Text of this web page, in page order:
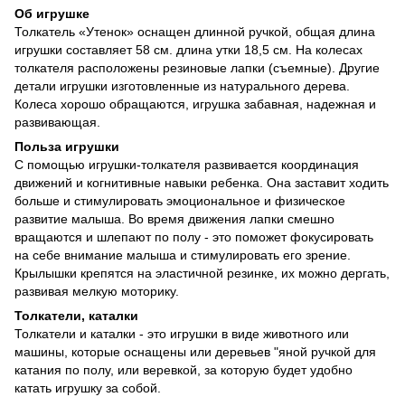
Об игрушке
Толкатель «Утенок» оснащен длинной ручкой, общая длина
игрушки составляет 58 см. длина утки 18,5 см. На колесах
толкателя расположены резиновые лапки (съемные). Другие
детали игрушки изготовленные из натурального дерева.
Колеса хорошо обращаются, игрушка забавная, надежная и
развивающая.
Польза игрушки
С помощью игрушки-толкателя развивается координация
движений и когнитивные навыки ребенка. Она заставит ходить
больше и стимулировать эмоциональное и физическое
развитие малыша. Во время движения лапки смешно
вращаются и шлепают по полу - это поможет фокусировать
на себе внимание малыша и стимулировать его зрение.
Крылышки крепятся на эластичной резинке, их можно дергать,
развивая мелкую моторику.
Толкатели, каталки
Толкатели и каталки - это игрушки в виде животного или
машины, которые оснащены или деревьев "яной ручкой для
катания по полу, или веревкой, за которую будет удобно
катать игрушку за собой.